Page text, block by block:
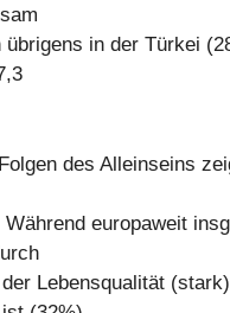
in der Türkei
des Alleinseins
europaweit
Lebensqualität (stark)